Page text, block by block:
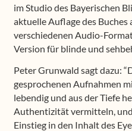
im Studio des Bayerischen
aktuelle Auflage des Buches
verschiedenen Audio-
Version für blinde und
Peter Grunwald sagt dazu:
gesprochenen Aufnahmen
lebendig und aus der Tiefe
Authentizität vermitteln,
Einstieg in den Inhalt des